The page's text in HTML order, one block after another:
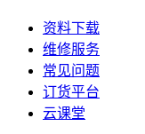
资料下载
维修服务
常见问题
订货平台
云课堂